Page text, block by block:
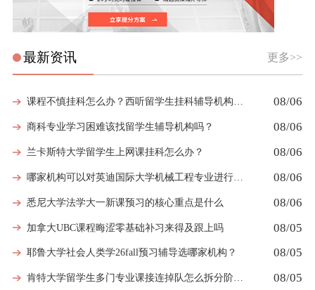
最新资讯 更多>>
课程不慎挂科怎么办？西听留学生挂科辅导机构教你如何高效挽救GPA 08/06
商科专业学习困难该找留学生辅导机构吗？ 08/06
兰卡斯特大学留学生上网课挂科怎么办？ 08/06
哪家机构可以对英迪国际大学机械工程专业进行留学生挂科辅导？ 08/06
悉尼大学法学大一新课预习的核心重点是什么 08/06
加拿大UBC课程晦涩零基础补习来得及跟上吗 08/05
耶鲁大学社会人类学26fall预习辅导选哪家机构？ 08/05
肯特大学留学生多门专业课接连掉队怎么拆分阶段性补习计划 08/05